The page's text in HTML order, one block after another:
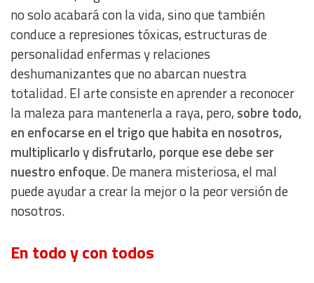
no solo acabará con la vida, sino que también
conduce a represiones tóxicas, estructuras de
personalidad enfermas y relaciones
deshumanizantes que no abarcan nuestra
totalidad. El arte consiste en aprender a reconocer
la maleza para mantenerla a raya, pero, sobre todo,
en enfocarse en el trigo que habita en nosotros,
multiplicarlo y disfrutarlo, porque ese debe ser
nuestro enfoque. De manera misteriosa, el mal
puede ayudar a crear la mejor o la peor versión de
nosotros.
En todo y con todos